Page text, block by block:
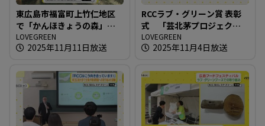
東広島市福富町上竹仁地区
で「かんほきょうの森」の
整備スタート！
LOVEGREEN
2025年11月11日放送
RCCラブ・グリーン賞 表彰
式 「芸北茅プロジェク
ト」と「別所砂留を守る
会」
LOVEGREEN
2025年11月4日放送